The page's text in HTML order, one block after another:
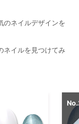
のネイルデザインを
ネイルを見つけてみ